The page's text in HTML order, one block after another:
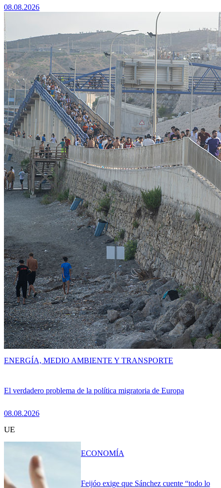
08.08.2026
El verdadero problema de la política migratoria de Europa
08.08.2026
ENERGÍA, MEDIO AMBIENTE Y TRANSPORTE
UE
Feijóo exige que Sánchez cuente “todo lo
ECONOMÍA